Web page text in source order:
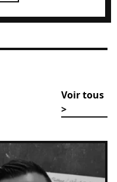
Voir tous
>